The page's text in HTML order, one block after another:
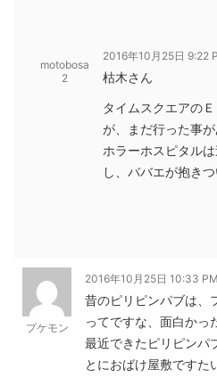
motobosa
2
2016年10月25日 9:22
枯木さん
タイムスクエアの
が、まだ行った事が
ホラーホスピタル
し、ババエが抱き
プケモン
2016年10月25日 10:33 PM
昔のピリピンパブは、
ってですな、面白かっ
最近できたピリピンパ
とにおばけ屋敷ですた